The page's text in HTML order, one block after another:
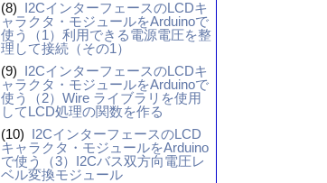
(8)
I2CインターフェースのLCDキ
ャラクタ・モジュールをArduinoで
使う（1）利用できる電源電圧を整
理して接続（その1）
(9)
I2CインターフェースのLCDキ
ャラクタ・モジュールをArduinoで
使う（2）Wire ライブラリを使用
してLCD処理の関数を作る
(10)
I2CインターフェースのLCD
キャラクタ・モジュールをArduino
で使う（3）I2Cバス双方向電圧レ
ベル変換モジュール